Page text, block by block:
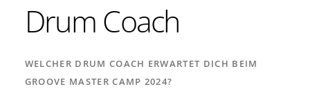
Drum Coach
WELCHER DRUM COACH ERWARTET DICH BEIM
GROOVE MASTER CAMP 2024?